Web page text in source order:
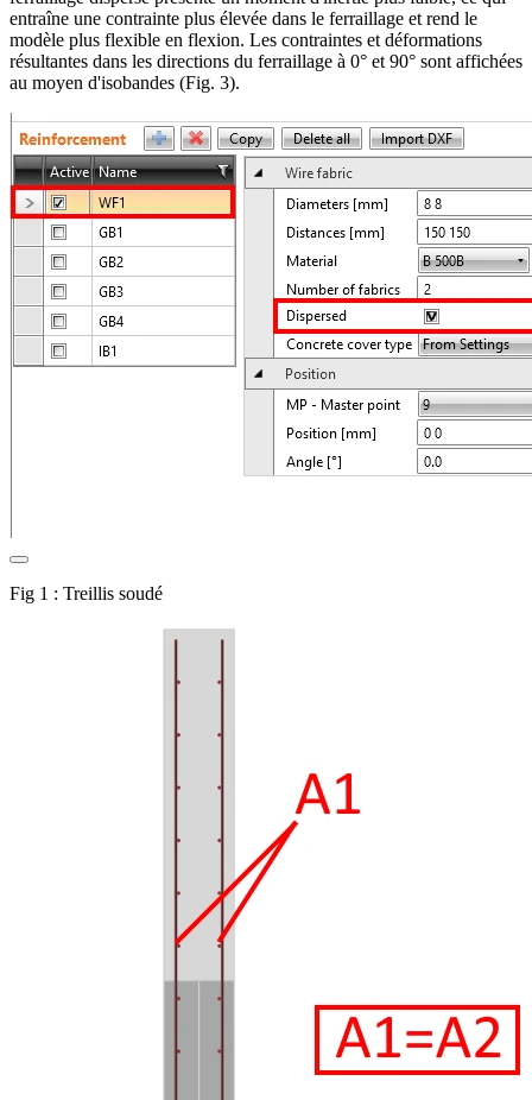
entraîne une contrainte plus élevée dans le ferraillage et rend le
modèle plus flexible en flexion. Les contraintes et déformations
résultantes dans les directions du ferraillage à 0° et 90° sont affichées
au moyen d'isobandes (Fig. 3).
Fig 1 : Treillis soudé